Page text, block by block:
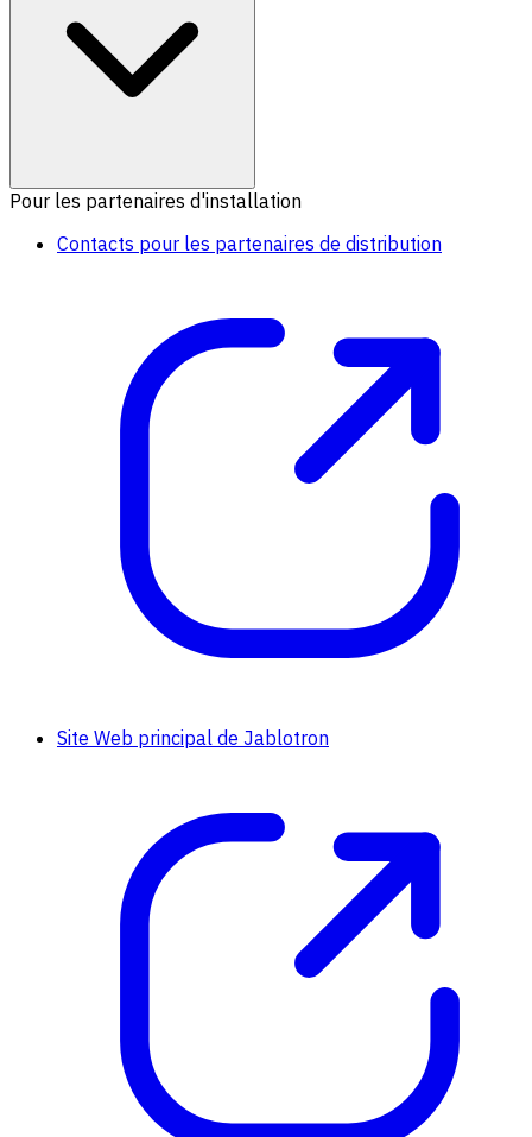
Pour les partenaires d'installation
Contacts pour les partenaires de distribution
Site Web principal de Jablotron